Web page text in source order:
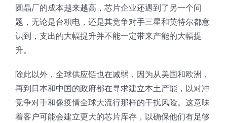
圆晶厂的成本越来越高，芯片企业还遇到了另一个问
题，无论是台积电，还是其竞争对手三星和英特尔都意
识到，支出的大幅提升并不能一定带来产能的大幅提
升。
除此以外，全球供应链也在减弱，因为从美国和欧洲，
再到日本和中国的政府都在寻求建立本土产能，以对冲
竞争对手和像疫情全球大流行那样的干扰风险。这意味
着客户可能会建立更大的芯片库存，以确保他们有足够